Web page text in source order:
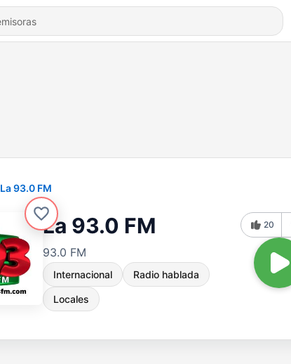
La 93.0 FM
La 93.0 FM
93.0 FM
Internacional Radio hablada
Locales
20